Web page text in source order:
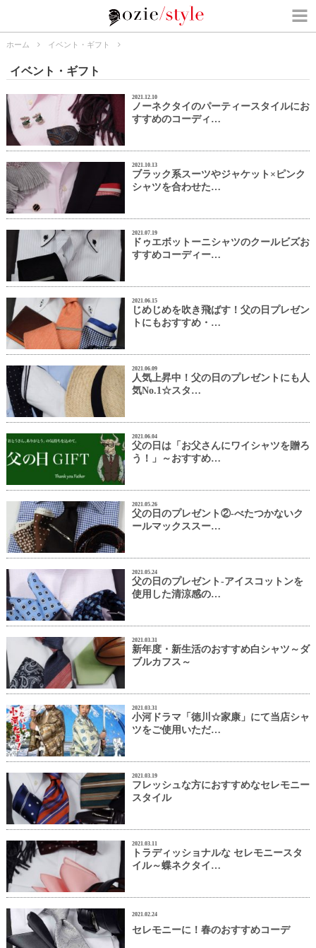
ホーム イベント・ギフト
イベント・ギフト
2021.12.10
ノーネクタイのパーティースタイルにお
すすめのコーディ…
2021.10.13
ブラック系スーツやジャケット×ピンク
シャツを合わせた…
2021.07.19
ドゥエボットーニシャツのクールビズお
すすめコーディー…
2021.06.15
じめじめを吹き飛ばす！父の日プレゼン
トにもおすすめ・…
2021.06.09
人気上昇中！父の日のプレゼントにも人
気No.1☆スタ…
2021.06.04
父の日は「お父さんにワイシャツを贈ろ
う！」～おすすめ…
2021.05.26
父の日のプレゼント②-べたつかないク
ールマックススー…
2021.05.24
父の日のプレゼント-アイスコットンを
使用した清涼感の…
2021.03.31
新年度・新生活のおすすめ白シャツ～ダ
ブルカフス～
2021.03.31
小河ドラマ「徳川☆家康」にて当店シャ
ツをご使用いただ…
2021.03.19
フレッシュな方におすすめなセレモニー
スタイル
2021.03.11
トラディッショナルな セレモニースタ
イル～蝶ネクタイ…
2021.02.24
セレモニーに！春のおすすめコーデ